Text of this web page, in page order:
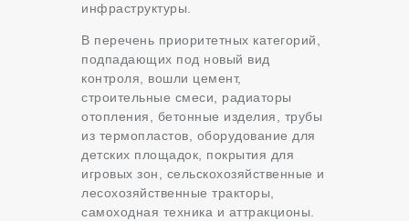
инфраструктуры.
В перечень приоритетных категорий,
подпадающих под новый вид
контроля, вошли цемент,
строительные смеси, радиаторы
отопления, бетонные изделия, трубы
из термопластов, оборудование для
детских площадок, покрытия для
игровых зон, сельскохозяйственные и
лесохозяйственные тракторы,
самоходная техника и аттракционы.